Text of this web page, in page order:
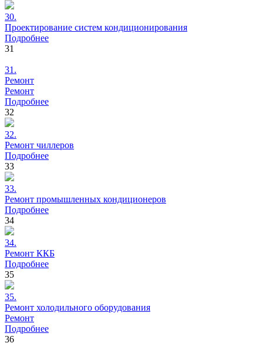
30.
Проектирование систем кондиционирования
Подробнее
31
31.
Ремонт
Ремонт
Подробнее
32
32.
Ремонт чиллеров
Подробнее
33
33.
Ремонт промышленных кондиционеров
Подробнее
34
34.
Ремонт ККБ
Подробнее
35
35.
Ремонт холодильного оборудования
Ремонт
Подробнее
36